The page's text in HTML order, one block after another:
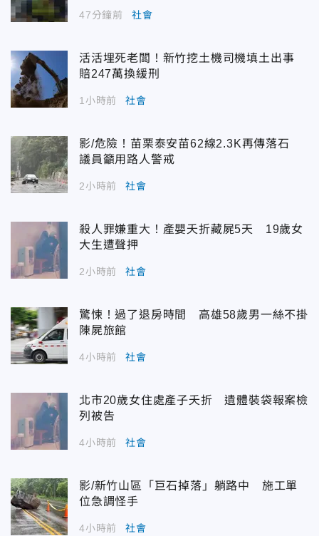
47分鐘前 社會
活活埋死老闆！新竹挖土機司機填土出事
賠247萬換緩刑
1小時前 社會
影/危險！苗栗泰安苗62線2.3K再傳落石
議員籲用路人警戒
2小時前 社會
殺人罪嫌重大！產嬰夭折藏屍5天 19歲女
大生遭聲押
2小時前 社會
驚悚！過了退房時間 高雄58歲男一絲不掛
陳屍旅館
4小時前 社會
北市20歲女住處產子夭折 遺體裝袋報案檢
列被告
4小時前 社會
影/新竹山區「巨石掉落」躺路中 施工單
位急調怪手
4小時前 社會